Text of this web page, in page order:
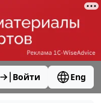
Войти Eng